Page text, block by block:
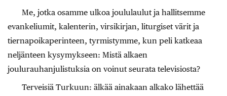
Me, jotka osamme ulkoa joululaulut ja hallitsemme
evankeliumit, kalenterin, virsikirjan, liturgiset värit ja
tiernapoikaperinteen, tyrmistymme, kun peli katkeaa
neljänteen kysymykseen: Mistä alkaen
joulurauhanjulistuksia on voinut seurata televisiosta?
Terveisiä Turkuun: älkää ainakaan alkako lähettää